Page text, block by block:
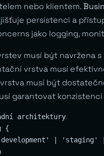
nebo klientem.
persistenci a
jako logging,
musí být navržena
vrstva musí
vrstva musí být
garantovat
architektury
{
| 'staging'